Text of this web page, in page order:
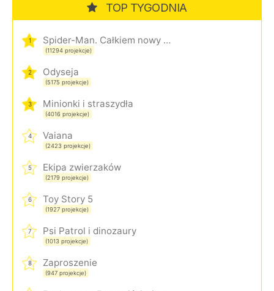
TOP TYGODNIA
1 Spider-Man. Całkiem nowy dzień
(11294 projekcje)
2 Odyseja
(5175 projekcje)
3 Minionki i straszydła
(4016 projekcje)
4 Vaiana
(2423 projekcje)
5 Ekipa zwierzaków
(2179 projekcje)
6 Toy Story 5
(1927 projekcje)
7 Psi Patrol i dinozaury
(1013 projekcje)
8 Zaproszenie
(947 projekcje)